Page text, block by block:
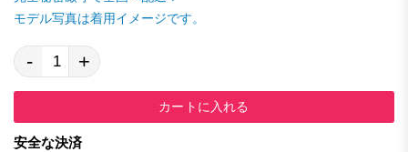
モデル写真は着用イメージです。
- +
カートに入れる
安全な決済